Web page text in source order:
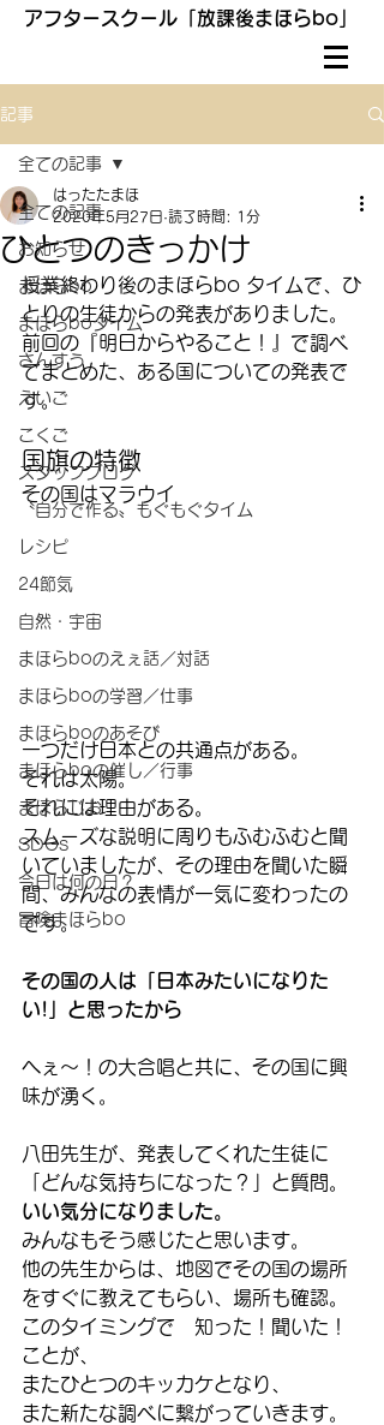
アフタースクール「放課後まほらbo」
記事
全ての記事
お知らせ
まほらbo
まほらboタイム
さんすう
えいご
こくご
スタッフブログ
〝自分で作る〟もぐもぐタイム
レシピ
24節気
自然・宇宙
まほらboのえぇ話／対話
まほらboの学習／仕事
まほらboのあそび
まほらboの催し／行事
まほらじお
SDGs
今日は何の日？
冒険まほらbo
全ての記事
ひとつのきっかけ
はったたまほ
2020年5月27日 読了時間: 1分
授業終わり後のまほらbo タイムで、ひ
とりの生徒からの発表がありました。
前回の『明日からやること！』で調べ
てまとめた、ある国についての発表で
す。
国旗の特徴
その国はマラウイ
一つだけ日本との共通点がある。
それは太陽。
それには理由がある。
スムーズな説明に周りもふむふむと聞
いていましたが、その理由を聞いた瞬
間、みんなの表情が一気に変わったの
です。
その国の人は「日本みたいになりた
い!」と思ったから
へぇ〜！の大合唱と共に、その国に興
味が湧く。
八田先生が、発表してくれた生徒に
「どんな気持ちになった？」と質問。
いい気分になりました。
みんなもそう感じたと思います。
他の先生からは、地図でその国の場所
をすぐに教えてもらい、場所も確認。
このタイミングで　知った！聞いた！
ことが、
またひとつのキッカケとなり、
また新たな調べに繋がっていきます。